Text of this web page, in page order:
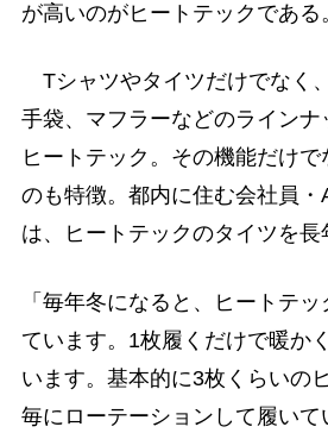
が高いのがヒートテックである
Tシャツやタイツだけでなく
手袋、マフラーなどのラインナ
ヒートテック。その機能だけ
のも特徴。都内に住む会社員・
は、ヒートテックのタイツを長
「毎年冬になると、ヒートテ
ています。1枚履くだけで暖か
います。基本的に3枚くらいの
毎にローテーションして履い